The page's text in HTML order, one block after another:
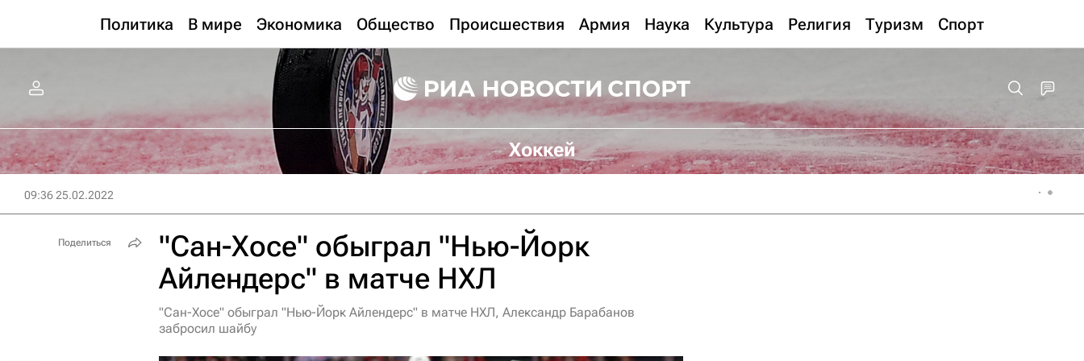
Политика В мире Экономика Общество Происшествия Армия Наука Культура Религия Туризм Спорт
Хоккей
09:36 25.02.2022
"Сан-Хосе" обыграл "Нью-Йорк
Айлендерс" в матче НХЛ
"Сан-Хосе" обыграл "Нью-Йорк Айлендерс" в матче НХЛ, Александр Барабанов
забросил шайбу
Поделиться